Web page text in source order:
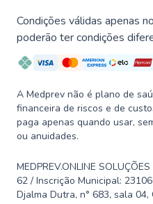
Condições válidas apenas
poderão ter condições
A Medprev não é plano de
financeira de riscos e de
paga apenas quando usar,
ou anuidades.
MEDPREV.ONLINE
62 / Inscrição Municipal:
Djalma Dutra, n° 683, sala 04,